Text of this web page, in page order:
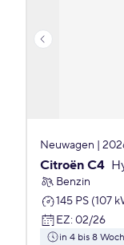
Neuwagen |
Citroën C4
Benzin
145 PS (107
EZ: 02/26
in 4 bis 8